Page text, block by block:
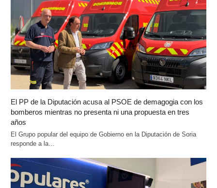
El PP de la Diputación acusa al PSOE de demagogia con los
bomberos mientras no presenta ni una propuesta en tres
años
El Grupo popular del equipo de Gobierno en la Diputación de Soria
responde a la…